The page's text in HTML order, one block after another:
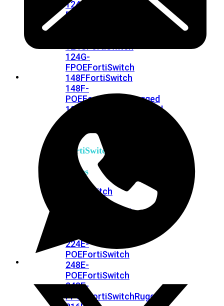
124F-
POE
124G-
FPOEFortiSwitch
148FFortiSwitch
148F-
POEFortiSwitchRugged
108F
FortiSwitchRugged
FortiSwitch
200
Series
FortiSwitch
FortiSwitch
224E-
POEFortiSwitch
248E-
POEFortiSwitch
248E-
FPOE
FortiSwitchRugged